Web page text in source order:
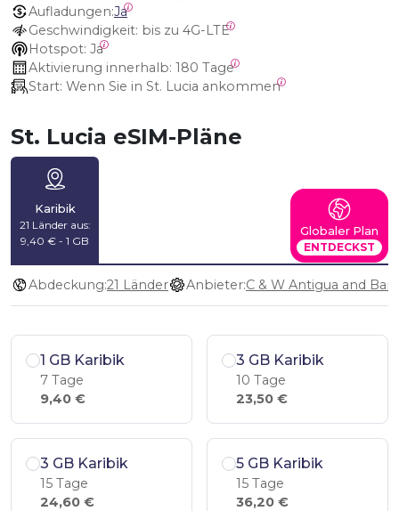
Aufladungen:Ja
Geschwindigkeit: bis zu 4G-LTE
Hotspot: Ja
Aktivierung innerhalb: 180 Tage
Start: Wenn Sie in St. Lucia ankommen
St. Lucia eSIM-Pläne
Karibik
21 Länder aus:
9,40 € - 1 GB
Globaler Plan
ENTDECKST
Abdeckung:21 Länder Anbieter:
1 GB Karibik
7 Tage
9,40 €
3 GB Karibik
10 Tage
23,50 €
3 GB Karibik
15 Tage
24,60 €
5 GB Karibik
15 Tage
36,20 €